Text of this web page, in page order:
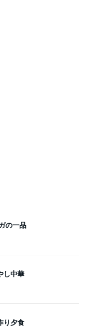
の一品
し中華
り夕食